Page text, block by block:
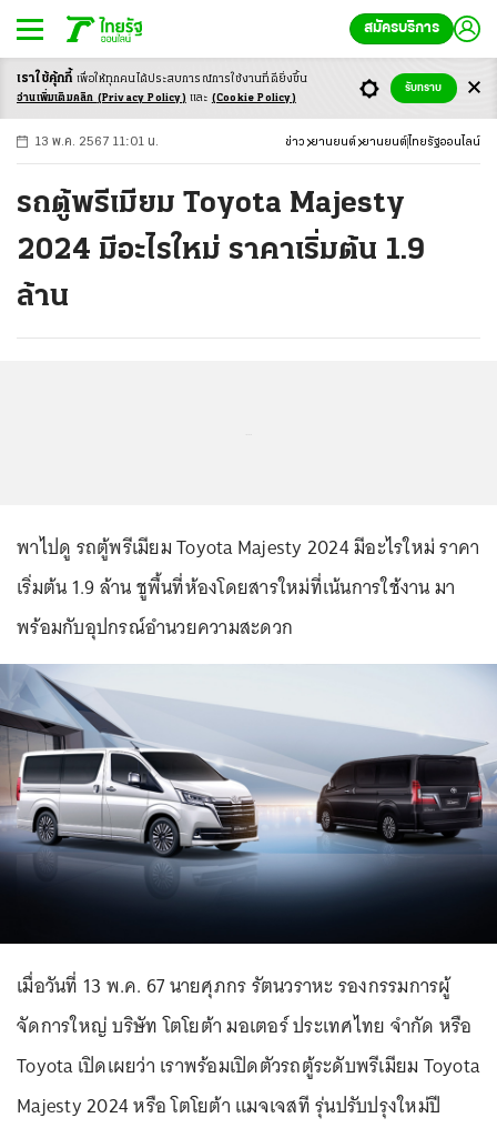
สมัครบริการ
-ก ก ก+
13 พ.ค. 2567 11:01 น. ข่าว ยานยนต์ ยานยนต์ ไทยรัฐออนไลน์
รถตู้พรีเมียม Toyota Majesty
2024 มีอะไรใหม่ ราคาเริ่มต้น 1.9
ล้าน
พาไปดู รถตู้พรีเมียม Toyota Majesty 2024 มีอะไรใหม่ ราคา
เริ่มต้น 1.9 ล้าน ชูพื้นที่ห้องโดยสารใหม่ที่เน้นการใช้งาน มา
พร้อมกับอุปกรณ์อำนวยความสะดวก
เมื่อวันที่ 13 พ.ค. 67 นายศุภกร รัตนวราหะ รองกรรมการผู้
จัดการใหญ่ บริษัท โตโยต้า มอเตอร์ ประเทศไทย จำกัด หรือ
Toyota เปิดเผยว่า เราพร้อมเปิดตัวรถตู้ระดับพรีเมียม Toyota
Majesty 2024 หรือ โตโยต้า แมจเจสที รุ่นปรับปรุงใหม่ปี
เราใช้คุ้กกี้ เพื่อให้ทุกคนได้ประสบการณ์การใช้งานที่ดียิ่งขึ้น
อ่านเพิ่มเติมคลิก (Privacy Policy) และ (Cookie Policy)
รับทราบ